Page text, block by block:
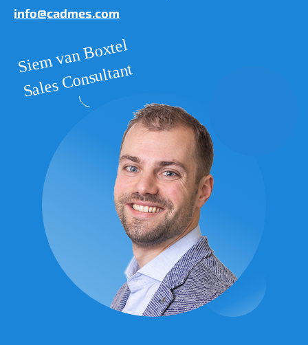
info@cadmes.com
Siem van Boxtel
Sales Consultant